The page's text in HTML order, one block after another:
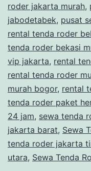
roder jakarta murah,
jabodetabek, pusat
rental tenda roder
tenda roder bekasi
vip jakarta, rental
rental tenda roder
murah bogor, rental
tenda roder paket
24 jam, sewa tenda
jakarta barat, Sewa
tenda roder jakarta
utara, Sewa Tenda